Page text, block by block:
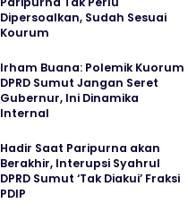
Dipersoalkan, Sudah Sesuai
Kourum
Irham Buana: Polemik Kuorum
DPRD Sumut Jangan Seret
Gubernur, Ini Dinamika
Internal
Hadir Saat Paripurna akan
Berakhir, Interupsi Syahrul
DPRD Sumut ‘Tak Diakui’ Fraksi
PDIP